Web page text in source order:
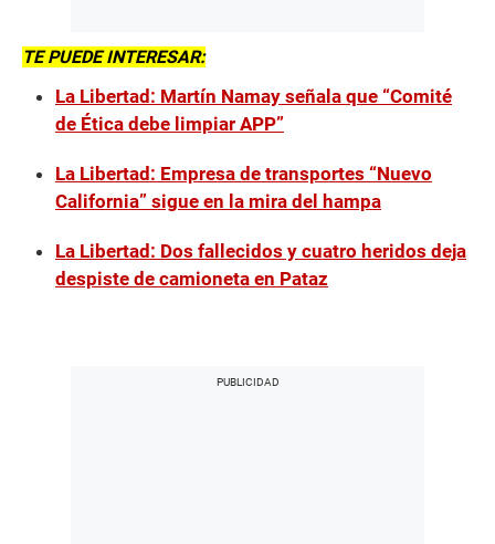
TE PUEDE INTERESAR:
La Libertad: Martín Namay señala que “Comité
de Ética debe limpiar APP”
La Libertad: Empresa de transportes “Nuevo
California” sigue en la mira del hampa
La Libertad: Dos fallecidos y cuatro heridos deja
despiste de camioneta en Pataz